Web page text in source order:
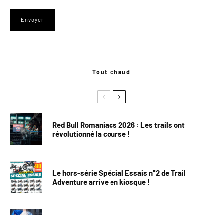
Tout chaud
Red Bull Romaniacs 2026 : Les trails ont
révolutionné la course !
Le hors-série Spécial Essais n°2 de Trail
Adventure arrive en kiosque !